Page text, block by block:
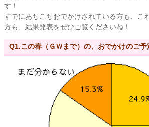
す！
すでにあちこちおでかけされている方も、こ
方も、結果発表をぜひご覧くださいね！
Q1.この春（ＧＷまで）の、おでかけのご予